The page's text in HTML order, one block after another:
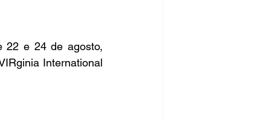
22 e 24 de agosto,
International